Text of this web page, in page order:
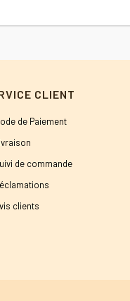
CLIENT
de Paiement
de commande
clients